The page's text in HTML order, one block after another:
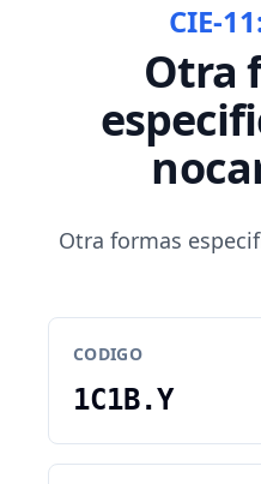
CIE-
Otra
Otra formas
CODIGO
1C1B.Y